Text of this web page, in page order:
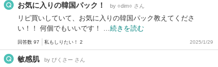
お気に入りの韓国パック！ by ○dim○ さん
リピ買いしていて、お気に入りの韓国パック教えてくださ
い！！ 何個でもいいです！ … 続きを読む
回答数 97 私もしりたい！ 2 2025/1/29
敏感肌 by ぴくさー さん